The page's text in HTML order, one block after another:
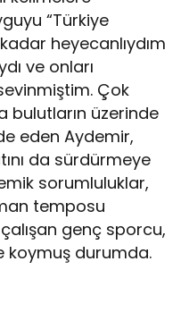
“Türkiye
heyecanlıydım
ve onları
Çok
bulutların üzerinde
eden Aydemir,
da sürdürmeye
sorumluluklar,
temposu
genç sporcu,
koymuş durumda.